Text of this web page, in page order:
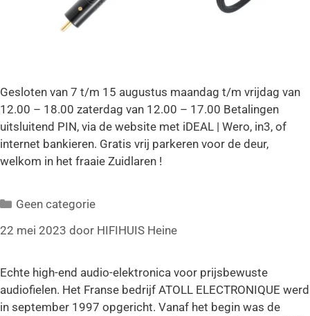
Gesloten van 7 t/m 15 augustus maandag t/m vrijdag van
12.00 – 18.00 zaterdag van 12.00 – 17.00 Betalingen
uitsluitend PIN, via de website met iDEAL | Wero, in3, of
internet bankieren. Gratis vrij parkeren voor de deur,
welkom in het fraaie Zuidlaren !
Geen categorie
22 mei 2023 door HIFIHUIS Heine
Echte high-end audio-elektronica voor prijsbewuste
audiofielen. Het Franse bedrijf ATOLL ELECTRONIQUE werd
in september 1997 opgericht. Vanaf het begin was de